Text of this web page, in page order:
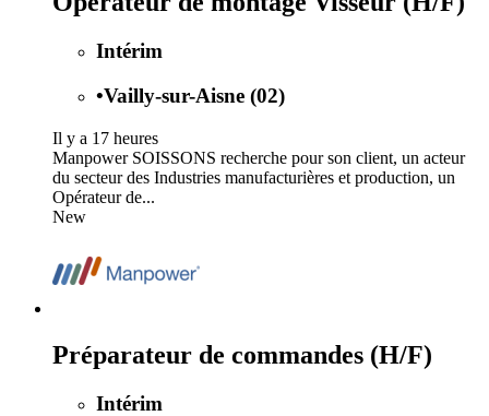
Intérim
•Vailly-sur-Aisne (02)
Il y a 17 heures
Manpower SOISSONS recherche pour son client, un acteur
du secteur des Industries manufacturières et production, un
Opérateur de...
New
Préparateur de commandes (H/F)
Intérim